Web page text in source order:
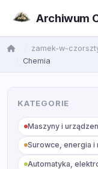
Archiwum
zamek-w-
Chemia
KATEGORIE
Maszyny i
Surowce, energia i
Automatyka,